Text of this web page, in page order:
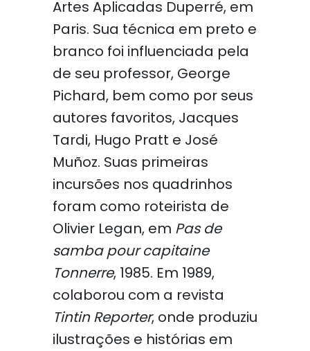
Artes Aplicadas Duperré, em
Paris. Sua técnica em preto e
branco foi influenciada pela
de seu professor, George
Pichard, bem como por seus
autores favoritos, Jacques
Tardi, Hugo Pratt e José
Muñoz. Suas primeiras
incursões nos quadrinhos
foram como roteirista de
Olivier Legan, em Pas de
samba pour capitaine
Tonnerre, 1985. Em 1989,
colaborou com a revista
Tintin Reporter, onde produziu
ilustrações e histórias em